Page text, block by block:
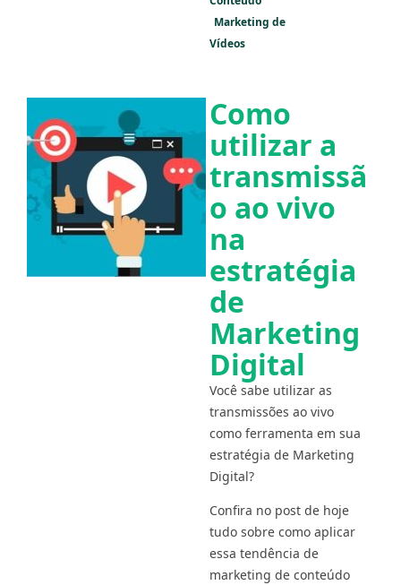
Marketing de
Vídeos
Como
utilizar a
transmissã
o ao vivo
na
estratégia
de
Marketing
Digital
Você sabe utilizar as
transmissões ao vivo
como ferramenta em sua
estratégia de Marketing
Digital?
Confira no post de hoje
tudo sobre como aplicar
essa tendência de
marketing de conteúdo